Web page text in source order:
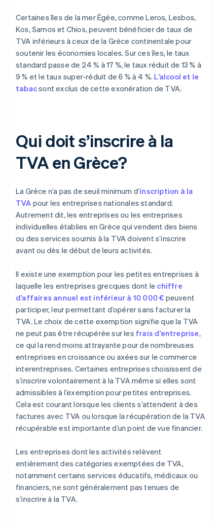
Certaines îles de la mer Égée, comme Leros, Lesbos,
Kos, Samos et Chios, peuvent bénéficier de taux de
TVA inférieurs à ceux de la Grèce continentale pour
soutenir les économies locales. Sur ces îles, le taux
standard passe de 24 % à 17 %, le taux réduit de 13 % à
9 % et le taux super-réduit de 6 % à 4 %. L’alcool et le
tabacsont exclus de cette exonération de TVA.
Qui doit s’inscrire à la
TVA en Grèce?
La Grèce n’a pas de seuil minimum d’inscription à la
TVA pour les entreprises nationales standard.
Autrement dit, les entreprises ou les entreprises
individuelles établies en Grèce qui vendent des biens
ou des services soumis à la TVA doivent s’inscrire
avant ou dès le début de leurs activités.
Il existe une exemption pour les petites entreprises à
laquelle les entreprises grecques dont le chiffre
d’affaires annuel est inférieur à 10 000 € peuvent
participer, leur permettant d’opérer sans facturer la
TVA. Le choix de cette exemption signifie que la TVA
ne peut pas être récupérée sur les frais d’entreprise,
ce qui la rend moins attrayante pour de nombreuses
entreprises en croissance ou axées sur le commerce
interentreprises. Certaines entreprises choisissent de
s’inscrire volontairement à la TVA même si elles sont
admissibles à l’exemption pour petites entreprises.
Cela est courant lorsque les clients s’attendent à des
factures avec TVA ou lorsque la récupération de la TVA
récupérable est importante d’un point de vue financier.
Les entreprises dont les activités relèvent
entièrement des catégories exemptées de TVA,
notamment certains services éducatifs, médicaux ou
financiers, ne sont généralement pas tenues de
s’inscrire à la TVA.